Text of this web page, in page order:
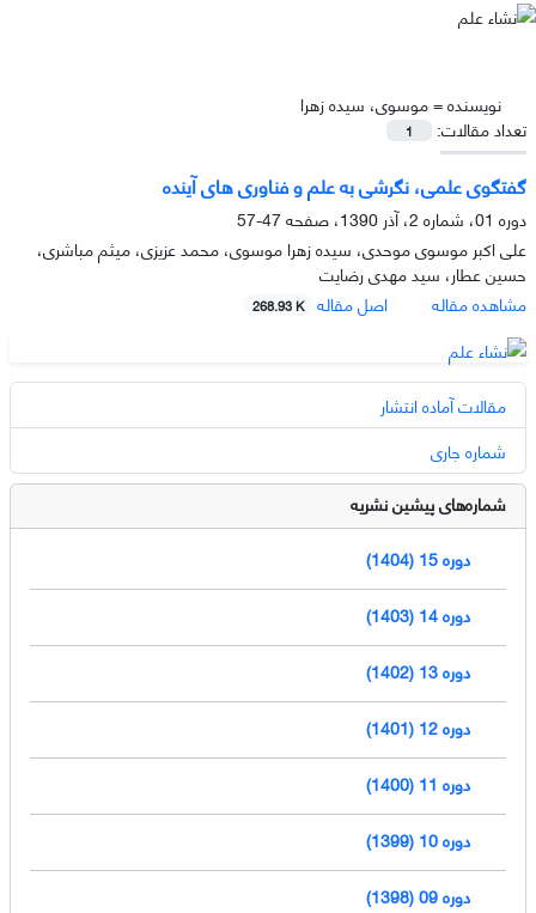
نویسنده =موسوی، سیده زهرا
تعداد مقالات:
1
گفتگوى علمى، نگرشى به علم و فناورى هاى آینده
دوره 01، شماره 2، آذر 1390، صفحه
47-57
علی اکبر موسوی موحدی، سیده زهرا موسوی، محمد عزیزی، میثم مباشری،
حسین عطار، سید مهدی رضایت
مشاهده مقاله
اصل مقاله 268.93 K
مقالات آماده انتشار
شماره جاری
شماره‌های پیشین نشریه
دوره 15 (1404)
دوره 14 (1403)
دوره 13 (1402)
دوره 12 (1401)
دوره 11 (1400)
دوره 10 (1399)
دوره 09 (1398)